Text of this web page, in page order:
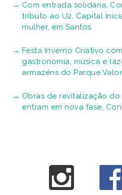
Com entrada solidária,
tributo ao U2, Capital
mulher, em Santos
Festa Inverno Criativo
gastronomia, música e
armazéns do Parque
Obras de revitalização
entram em nova fase.